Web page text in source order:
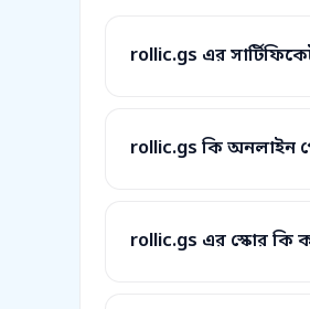
rollic.gs এর
rollic.gs কি অনলাইন
rollic.gs এর স্কোর কি